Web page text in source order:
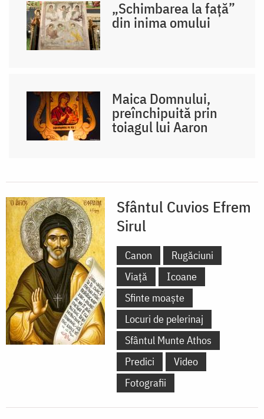
„Schimbarea la față”
din inima omului
Maica Domnului,
preînchipuită prin
toiagul lui Aaron
Sfântul Cuvios Efrem
Sirul
Canon
Rugăciuni
Viață
Icoane
Sfinte moaște
Locuri de pelerinaj
Sfântul Munte Athos
Predici
Video
Fotografii